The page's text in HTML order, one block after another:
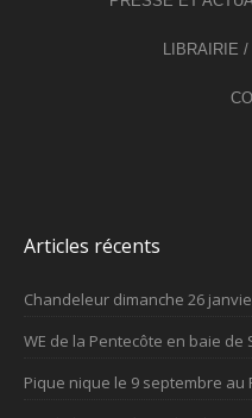
LIBRAIRIE
Articles récents
Chandeleur dimanche 26
WE de la Pentecôte en baie de
Pique nique le 9 septembre au